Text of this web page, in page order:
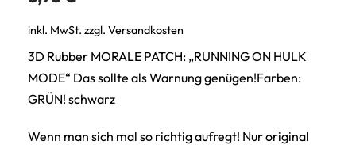
inkl. MwSt. zzgl. Versandkosten
3D Rubber MORALE PATCH: „RUNNING ON HULK
MODE“ Das sollte als Warnung genügen!Farben:
GRÜN! schwarz
Wenn man sich mal so richtig aufregt! Nur original